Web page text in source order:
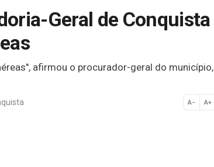
Geral de Conquista
afirmou o procurador-geral do município,
A− A+
Normal